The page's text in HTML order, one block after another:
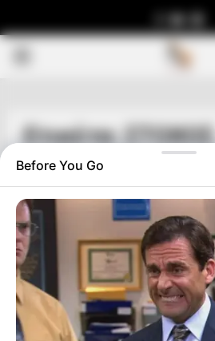
Ετικέτα: ΣΤΟΧΟΣ
Before You Go